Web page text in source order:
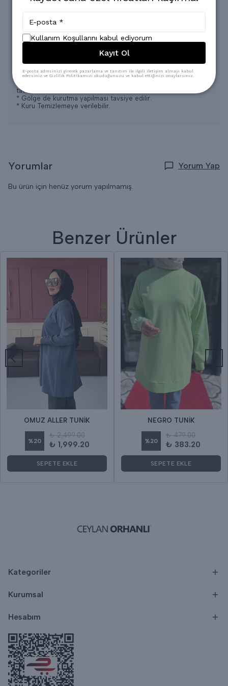
Terletme yapmaz.
Dokuma kumaştır.
Oldukça rahat bir ve şık bir üründür.
* Konsept Çekimlerinde Renkler Işık Farklılığından Dolayı Bazı
* Yıkama: Ilık 30-35 Derecede elde Yıkama ayarında
Yapılabilir,
tavsiye edilmez.
* Gölge de kurutma yapılması tavsiye edilir.
* Kuru Temizlemeye verilebilir.
Yorumlar Yorum Yap
Bu ürün için henüz yorum yapılmamış.
Benzer Ürünler
OMUZ ALLER TUNİK
%20
₺ 2,499.00
₺ 1,999.20
SEPETE EKLE
NEGRO TUNİK
%20
₺ 479.00
₺ 383.20
SEPETE EKLE
Kategoriler
Kurumsal
Hesabım
Kullanım Koşullarını kabul ediyorum
Kayıt Ol
E-posta adresinizi girerek pazarlama ve tanıtım ile ilgili iletişim almayı kabul
edersiniz ve Gizlilik Politikamızı okuduğunuzu ve kabul ettiğinizi onaylarsınız.